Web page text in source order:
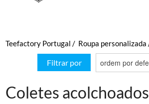
Teefactory Portugal Roupa personalizada
Filtrar por
Coletes acolchoados